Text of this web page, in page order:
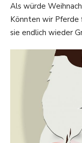
Als würde
Könnten wir Pferde
sie endlich wieder